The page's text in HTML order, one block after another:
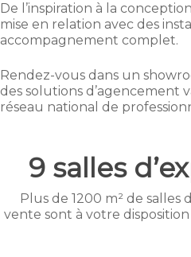
De l’inspiration à la
mise en relation avec des
accompagnement complet.
Rendez-vous dans un
des solutions d’agencement
réseau national de
9 salles
Plus de 1200 m² de salles
vente sont à votre